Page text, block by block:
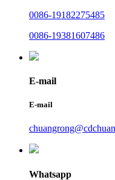
0086-19182275485
0086-19381607486
E-mail
E-mail
Whatsapp